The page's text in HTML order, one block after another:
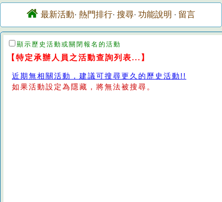
最新活動· 熱門排行· 搜尋· 功能說明 · 留言
顯示歷史活動或關閉報名的活動
【特定承辦人員之活動查詢列表...】
近期無相關活動，建議可搜尋更久的歷史活動!!
如果活動設定為隱藏，將無法被搜尋。